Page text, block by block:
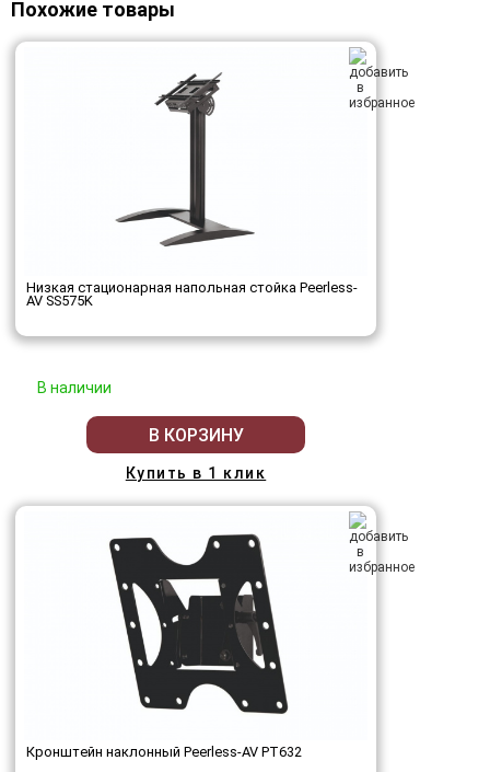
Похожие товары
Низкая стационарная напольная стойка Peerless-
AV SS575K
В наличии
В КОРЗИНУ
Купить в 1 клик
Кронштейн наклонный Peerless-AV PT632